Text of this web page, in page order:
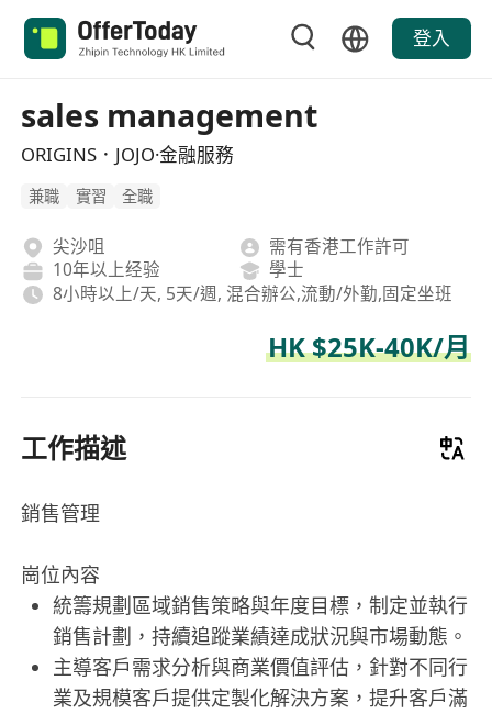
登入
sales management
ORIGINS．JOJO·金融服務
兼職 實習 全職
尖沙咀
需有香港工作許可
10年以上经验
學士
8小時以上/天, 5天/週, 混合辦公,流動/外勤,固定坐班
HK $25K-40K/月
工作描述
銷售管理
崗位內容
統籌規劃區域銷售策略與年度目標，制定並執行
銷售計劃，持續追蹤業績達成狀況與市場動態。
主導客戶需求分析與商業價值評估，針對不同行
業及規模客戶提供定製化解決方案，提升客戶滿